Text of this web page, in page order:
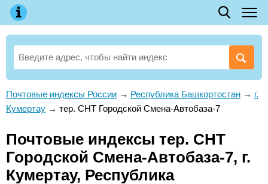
Почтовые индексы России → Республика Башкортостан → г.
Кумертау → тер. СНТ Городской Смена-Автобаза-7
Почтовые индексы тер. СНТ
Городской Смена-Автобаза-7, г.
Кумертау, Республика